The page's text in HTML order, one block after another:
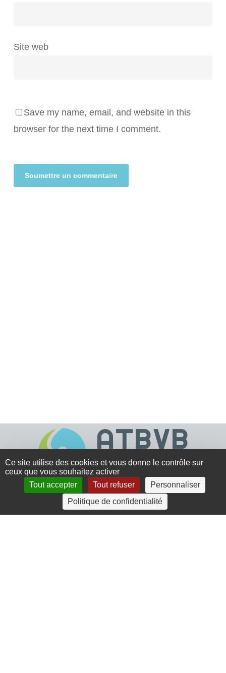
Site web
Save my name, email, and website in this
browser for the next time I comment.
4 rue Crec’h-Ugen
22810 Belle Isle en Terre
Ce site utilise des cookies et vous donne le contrôle sur
ceux que vous souhaitez activer
Tout accepter
Tout refuser
Personnaliser
Politique de confidentialité